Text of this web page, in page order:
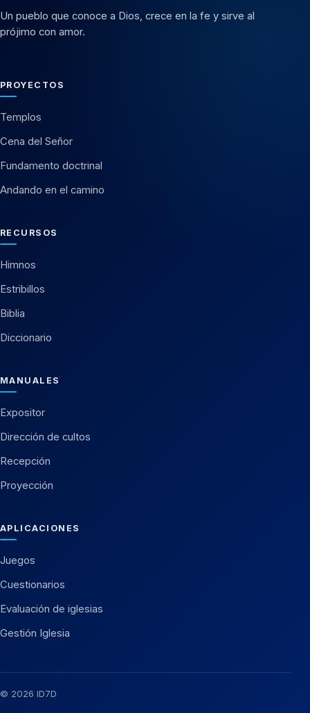
Un pueblo que conoce a Dios, crece en la fe y sirve al
prójimo con amor.
PROYECTOS
Templos
Cena del Señor
Fundamento doctrinal
Andando en el camino
RECURSOS
Himnos
Estribillos
Biblia
Diccionario
MANUALES
Expositor
Dirección de cultos
Recepción
Proyección
APLICACIONES
Juegos
Cuestionarios
Evaluación de iglesias
Gestión Iglesia
© 2026 ID7D